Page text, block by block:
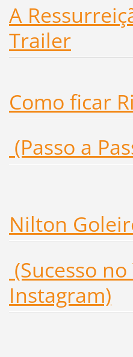
A
Trailer
Como ficar
(Passo a
Nilton
(Sucesso
Instagram)